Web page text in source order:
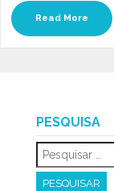
Read More
PESQUISA